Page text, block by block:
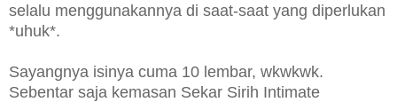
selalu menggunakannya di saat-saat yang diperlukan
*uhuk*.
Sayangnya isinya cuma 10 lembar, wkwkwk.
Sebentar saja kemasan Sekar Sirih Intimate